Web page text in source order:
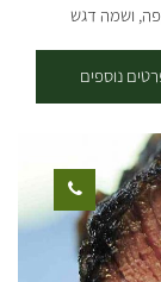
ושמה דגש
הקיבוץ
נוספים